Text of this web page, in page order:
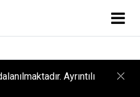
Ayrıntılı